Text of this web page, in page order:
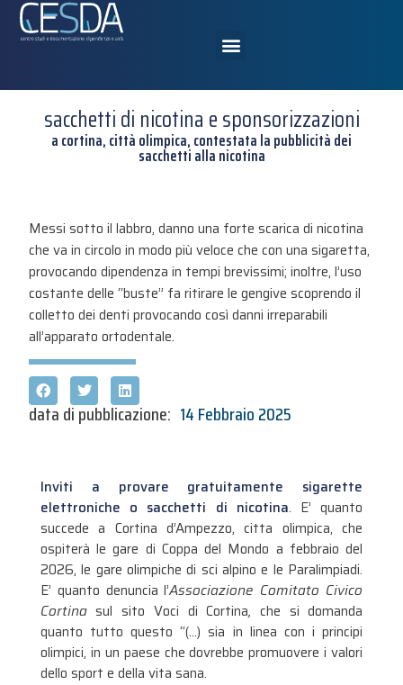
sacchetti di nicotina e sponsorizzazioni
a cortina, città olimpica, contestata la pubblicità dei
sacchetti alla nicotina
Messi sotto il labbro, danno una forte scarica di nicotina
che va in circolo in modo più veloce che con una sigaretta,
provocando dipendenza in tempi brevissimi; inoltre, l’uso
costante delle “buste” fa ritirare le gengive scoprendo il
colletto dei denti provocando così danni irreparabili
all’apparato ortodentale.
data di pubblicazione: 14 Febbraio 2025
Inviti a provare gratuitamente sigarette
elettroniche o sacchetti di nicotina. E’ quanto
succede a Cortina d’Ampezzo, citta olimpica, che
ospiterà le gare di Coppa del Mondo a febbraio del
2026, le gare olimpiche di sci alpino e le Paralimpiadi.
E’ quanto denuncia l’Associazione Comitato Civico
Cortinasul sito Voci di Cortina, che si domanda
quanto tutto questo “(…) sia in linea con i principi
olimpici, in un paese che dovrebbe promuovere i valori
dello sport e della vita sana.